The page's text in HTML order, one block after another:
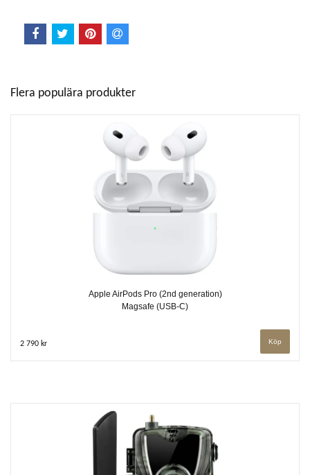
Flera populära produkter
Apple AirPods Pro (2nd generation)
Magsafe (USB-C)
2 790 kr